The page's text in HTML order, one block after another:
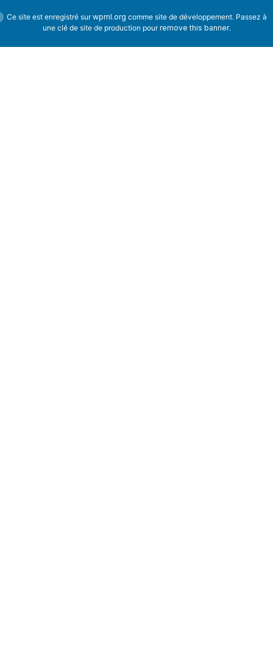
Ce site est enregistré surwpml.org comme site de développement. Passez à
une clé de site de production pourremove this banner.